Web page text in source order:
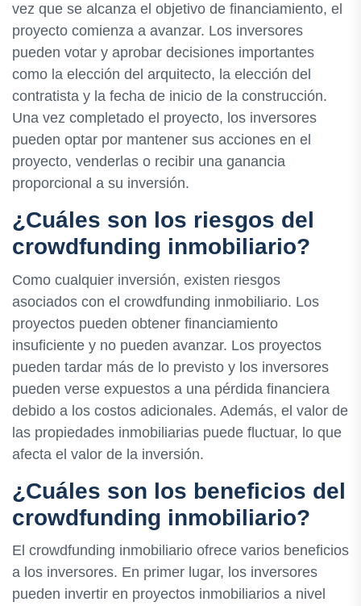
vez que se alcanza el objetivo de financiamiento, el
proyecto comienza a avanzar. Los inversores
pueden votar y aprobar decisiones importantes
como la elección del arquitecto, la elección del
contratista y la fecha de inicio de la construcción.
Una vez completado el proyecto, los inversores
pueden optar por mantener sus acciones en el
proyecto, venderlas o recibir una ganancia
proporcional a su inversión.
¿Cuáles son los riesgos del
crowdfunding inmobiliario?
Como cualquier inversión, existen riesgos
asociados con el crowdfunding inmobiliario. Los
proyectos pueden obtener financiamiento
insuficiente y no pueden avanzar. Los proyectos
pueden tardar más de lo previsto y los inversores
pueden verse expuestos a una pérdida financiera
debido a los costos adicionales. Además, el valor de
las propiedades inmobiliarias puede fluctuar, lo que
afecta el valor de la inversión.
¿Cuáles son los beneficios del
crowdfunding inmobiliario?
El crowdfunding inmobiliario ofrece varios beneficios
a los inversores. En primer lugar, los inversores
pueden invertir en proyectos inmobiliarios a nivel